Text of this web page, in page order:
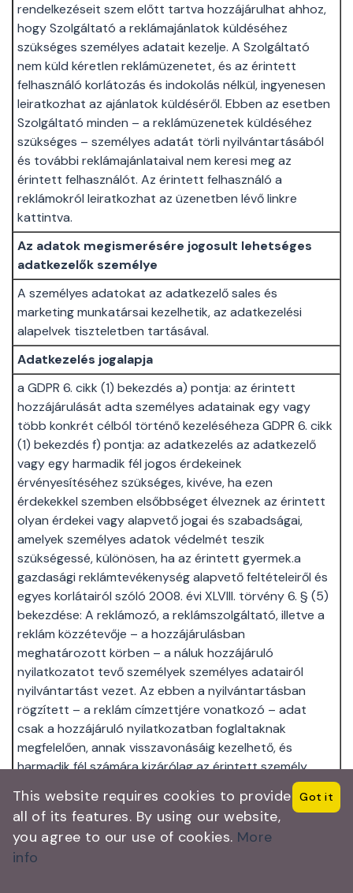
rendelkezéseit szem előtt tartva hozzájárulhat ahhoz,
hogy Szolgáltató a reklámajánlatok küldéséhez
szükséges személyes adatait kezelje. A Szolgáltató
nem küld kéretlen reklámüzenetet, és az érintett
felhasználó korlátozás és indokolás nélkül, ingyenesen
leiratkozhat az ajánlatok küldéséről. Ebben az esetben
Szolgáltató minden – a reklámüzenetek küldéséhez
szükséges – személyes adatát törli nyilvántartásából
és további reklámajánlataival nem keresi meg az
érintett felhasználót. Az érintett felhasználó a
reklámokról leiratkozhat az üzenetben lévő linkre
kattintva.
Az adatok megismerésére jogosult lehetséges
adatkezelők személye
A személyes adatokat az adatkezelő sales és
marketing munkatársai kezelhetik, az adatkezelési
alapelvek tiszteletben tartásával.
Adatkezelés jogalapja
a GDPR 6. cikk (1) bekezdés a) pontja: az érintett
hozzájárulását adta személyes adatainak egy vagy
több konkrét célból történő kezeléséheza GDPR 6. cikk
(1) bekezdés f) pontja: az adatkezelés az adatkezelő
vagy egy harmadik fél jogos érdekeinek
érvényesítéséhez szükséges, kivéve, ha ezen
érdekekkel szemben elsőbbséget élveznek az érintett
olyan érdekei vagy alapvető jogai és szabadságai,
amelyek személyes adatok védelmét teszik
szükségessé, különösen, ha az érintett gyermek.a
gazdasági reklámtevékenység alapvető feltételeiről és
egyes korlátairól szóló 2008. évi XLVIII. törvény 6. § (5)
bekezdése: A reklámozó, a reklámszolgáltató, illetve a
reklám közzétevője – a hozzájárulásban
meghatározott körben – a náluk hozzájáruló
nyilatkozatot tevő személyek személyes adatairól
nyilvántartást vezet. Az ebben a nyilvántartásban
rögzített – a reklám címzettjére vonatkozó – adat
csak a hozzájáruló nyilatkozatban foglaltaknak
megfelelően, annak visszavonásáig kezelhető, és
harmadik fél számára kizárólag az érintett személy
Google Adwords konverziókövetés használata
This website requires cookies to provide
all of its features. By using our website,
you agree to our use of cookies. More
info
Got it